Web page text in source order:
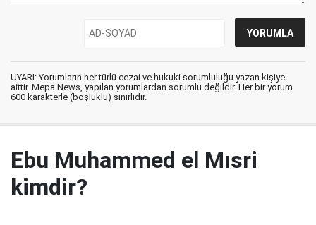
UYARI: Yorumların her türlü cezai ve hukuki sorumluluğu yazan kişiye
aittir. Mepa News, yapılan yorumlardan sorumlu değildir. Her bir yorum
600 karakterle (boşluklu) sınırlıdır.
Ebu Muhammed el Mısri
kimdir?